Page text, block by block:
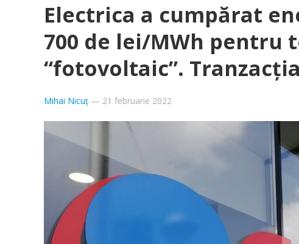
Electrica a cumpărat
700 de lei/MWh pentru
“fotovoltaic”.
Mihai Nicuț — 21 februarie 2022